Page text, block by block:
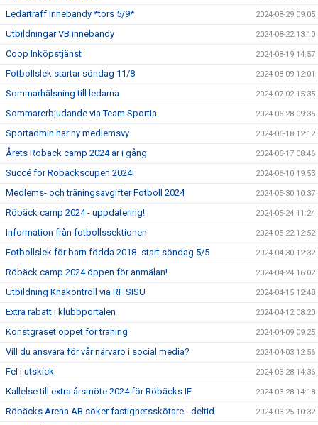
Ledarträff Innebandy *tors 5/9* 2024-08-29 09:05
Utbildningar VB innebandy 2024-08-22 13:10
Coop Inköpstjänst 2024-08-19 14:57
Fotbollslek startar söndag 11/8 2024-08-09 12:01
Sommarhälsning till ledarna 2024-07-02 15:35
Sommarerbjudande via Team Sportia 2024-06-28 09:35
Sportadmin har ny medlemsvy 2024-06-18 12:12
Årets Röbäck camp 2024 är i gång 2024-06-17 08:46
Succé för Röbäckscupen 2024! 2024-06-10 19:53
Medlems- och träningsavgifter Fotboll 2024 2024-05-30 10:37
Röbäck camp 2024 - uppdatering! 2024-05-24 11:24
Information från fotbollssektionen 2024-05-22 12:52
Fotbollslek för barn födda 2018 -start söndag 5/5 2024-04-30 12:32
Röbäck camp 2024 öppen för anmälan! 2024-04-24 16:02
Utbildning Knäkontroll via RF SISU 2024-04-15 12:48
Extra rabatt i klubbportalen 2024-04-12 08:20
Konstgräset öppet för träning 2024-04-09 09:25
Vill du ansvara för vår närvaro i social media? 2024-04-03 12:56
Fel i utskick 2024-03-28 14:36
Kallelse till extra årsmöte 2024 för Röbäcks IF 2024-03-28 14:18
Röbäcks Arena AB söker fastighetsskötare - deltid 2024-03-25 10:32